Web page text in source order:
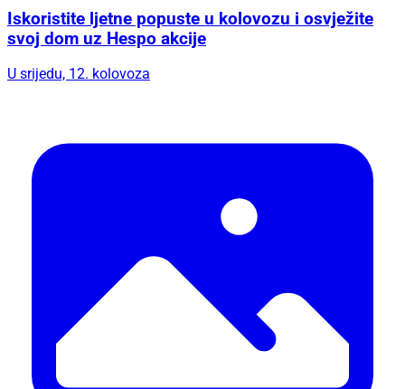
Iskoristite ljetne popuste u kolovozu i osvježite
svoj dom uz Hespo akcije
U srijedu, 12. kolovoza